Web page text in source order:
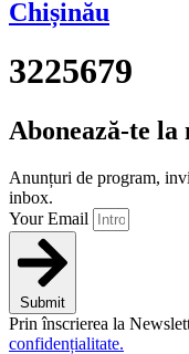
Chișinău
3225679
Abonează-te la
Anunțuri de program,
inbox.
Your Email
Submit
Prin înscrierea la
confidențialitate.